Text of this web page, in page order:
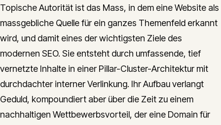
Topische Autorität ist das Mass, in dem eine Website als
massgebliche Quelle für ein ganzes Themenfeld erkannt
wird, und damit eines der wichtigsten Ziele des
modernen SEO. Sie entsteht durch umfassende, tief
vernetzte Inhalte in einer Pillar-Cluster-Architektur mit
durchdachter interner Verlinkung. Ihr Aufbau verlangt
Geduld, kompoundiert aber über die Zeit zu einem
nachhaltigen Wettbewerbsvorteil, der eine Domain für